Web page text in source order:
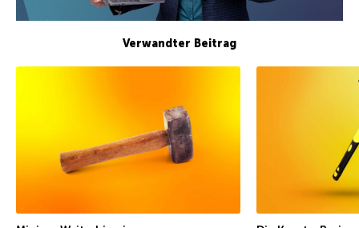
Verwandter Beitrag